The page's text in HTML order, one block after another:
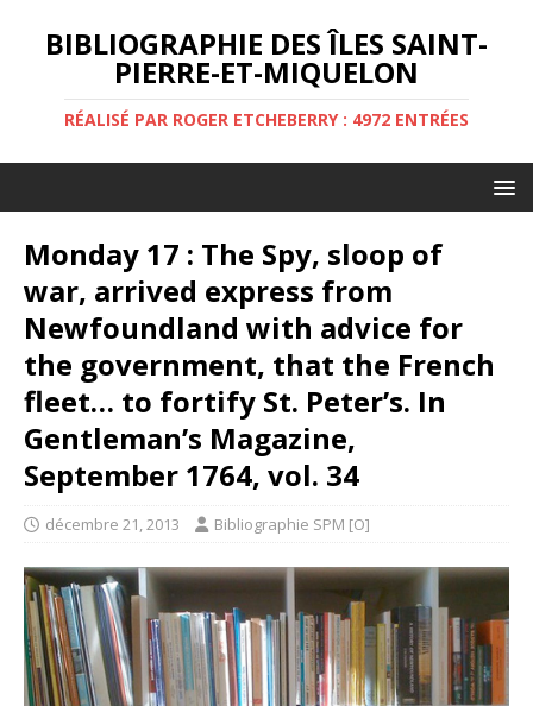
BIBLIOGRAPHIE DES ÎLES SAINT-
PIERRE-ET-MIQUELON
RÉALISÉ PAR ROGER ETCHEBERRY : 4972 ENTRÉES
Monday 17 : The Spy, sloop of
war, arrived express from
Newfoundland with advice for
the government, that the French
fleet… to fortify St. Peter’s. In
Gentleman’s Magazine,
September 1764, vol. 34
décembre 21, 2013 Bibliographie SPM [O]